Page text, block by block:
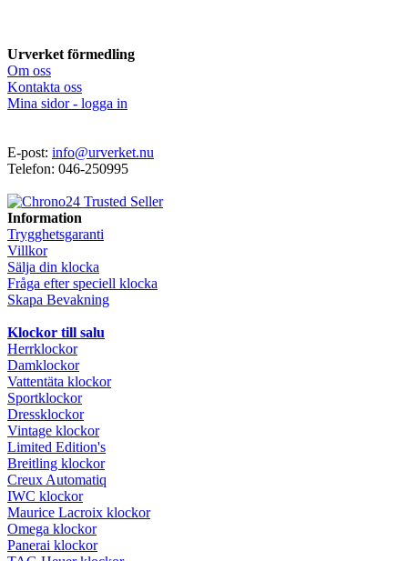
Urverket förmedling
Om oss
Kontakta oss
Mina sidor - logga in
E-post: info@urverket.nu
Telefon: 046-250995
Information
Trygghetsgaranti
Villkor
Sälja din klocka
Fråga efter speciell klocka
Skapa Bevakning
Klockor till salu
Herrklockor
Damklockor
Vattentäta klockor
Sportklockor
Dressklockor
Vintage klockor
Limited Edition's
Breitling klockor
Creux Automatiq
IWC klockor
Maurice Lacroix klockor
Omega klockor
Panerai klockor